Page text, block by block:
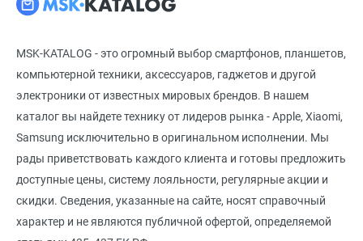
MSK-KATALOG - это огромный выбор смартфонов, планшетов,
компьютерной техники, аксессуаров, гаджетов и другой
электроники от известных мировых брендов. В нашем
каталог вы найдете технику от лидеров рынка - Apple, Xiaomi,
Samsung исключительно в оригинальном исполнении. Мы
рады приветствовать каждого клиента и готовы предложить
доступные цены, систему лояльности, регулярные акции и
скидки. Сведения, указанные на сайте, носят справочный
характер и не являются публичной офертой, определяемой